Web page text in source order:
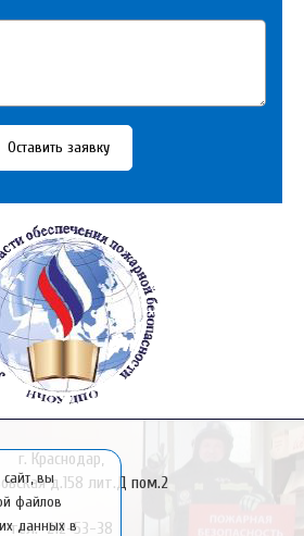
Оставить заявку
г. Краснодар,
д.158 лит.Д пом.2
тел. 212-53-38
вы
файлов
данных в